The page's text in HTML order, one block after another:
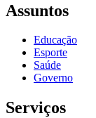
Assuntos
Educação
Esporte
Saúde
Governo
Serviços